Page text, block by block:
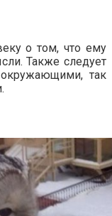
о том, что ему
Также следует
так